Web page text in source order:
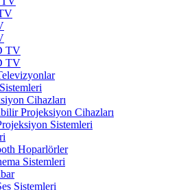
TV
TV
Cihazları
Projeksiyon Cihazları
Sistemleri
Hoparlörler
Sistemleri
Sistemleri